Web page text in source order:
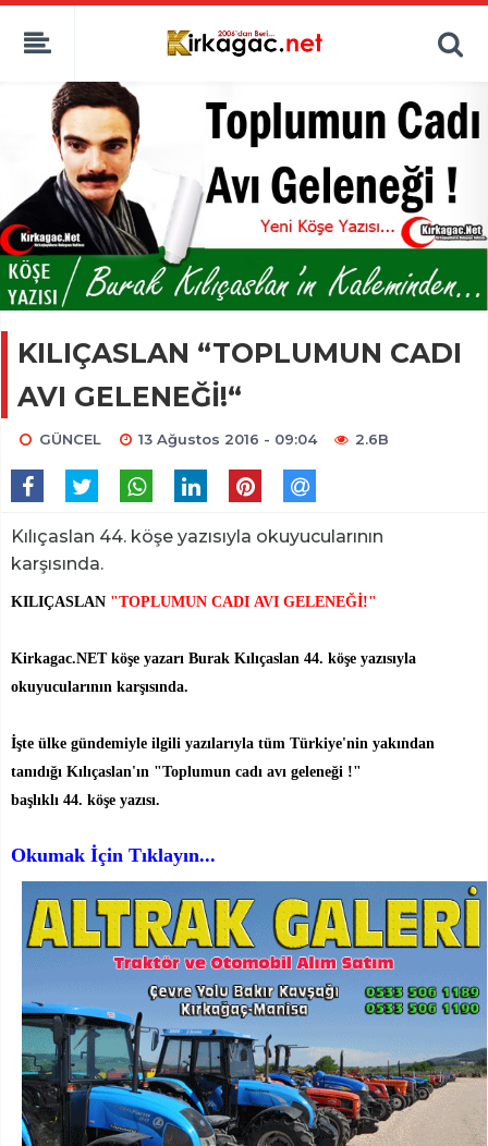
KILIÇASLAN “TOPLUMUN CADI
AVI GELENEĞİ!“
GÜNCEL 13 Ağustos 2016 - 09:04 2.6B
Kılıçaslan 44. köşe yazısıyla okuyucularının
karşısında.
KILIÇASLAN "TOPLUMUN CADI AVI GELENEĞİ!"
Kirkagac.NET köşe yazarı Burak Kılıçaslan 44. köşe yazısıyla
okuyucularının karşısında.
İşte ülke gündemiyle ilgili yazılarıyla tüm Türkiye'nin yakından
tanıdığı Kılıçaslan'ın "Toplumun cadı avı geleneği !"
başlıklı 44. köşe yazısı.
Okumak İçin Tıklayın...